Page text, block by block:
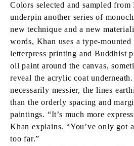
Colors selected and sampled from
underpin another series of
new technique and a new
words, Khan uses a type-
letterpress printing and Buddhist
oil paint around the canvas,
reveal the acrylic coat
necessarily messier, the lines
than the orderly spacing and
paintings. “It’s much more
Khan explains. “You’ve only got
too far.”